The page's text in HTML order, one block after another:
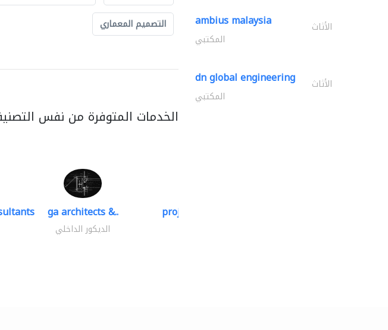
التصميم المعماري
الخدمات المتوفرة من نفس
ga architects &..
الديكور الداخلي
projeco contracting interior..
ambius malaysia الأثاث
المكتبي
dn global engineering الأثاث
المكتبي